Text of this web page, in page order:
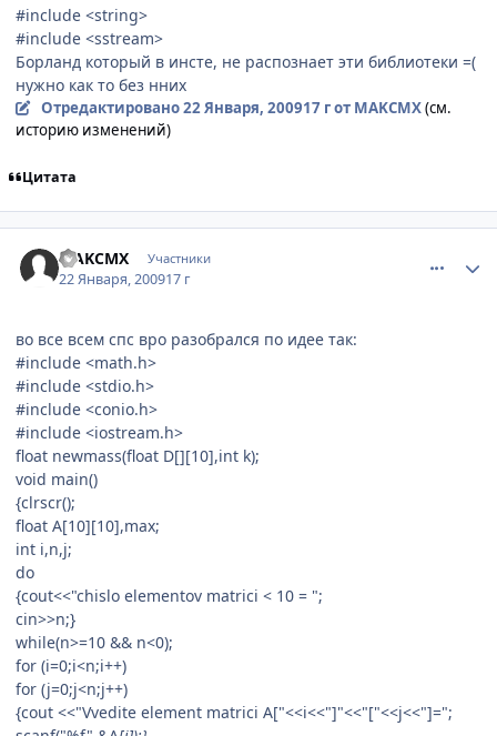
#include <string>
#include <sstream>
Борланд который в инсте, не распознает эти библиотеки =(
нужно как то без нних
Отредактировано22 Января, 200917 гот MAKCMX(см.
историю изменений)
Цитата
MAKCMX Участники
22 Января, 200917 г
во все всем спс вро разобрался по идее так:
#include <math.h>
#include <stdio.h>
#include <conio.h>
#include <iostream.h>
float newmass(float D[][10],int k);
void main()
{clrscr();
float A[10][10],max;
int i,n,j;
do
{cout<<"chislo elementov matrici < 10 = ";
cin>>n;}
while(n>=10 && n<0);
for (i=0;i<n;i++)
for (j=0;j<n;j++)
{cout <<"Vvedite element matrici A["<<i<<"]"<<"["<<j<<"]=";